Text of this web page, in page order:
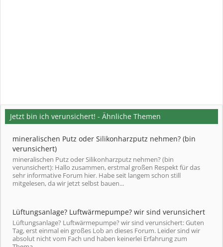
Jetzt bin ich verunsichert! - Ähnliche Themen
mineralischen Putz oder Silikonharzputz nehmen? (bin
verunsichert)
mineralischen Putz oder Silikonharzputz nehmen? (bin
verunsichert): Hallo zusammen, erstmal großen Respekt für das
sehr informative Forum hier. Habe seit langem schon still
mitgelesen, da wir jetzt selbst bauen...
Lüftungsanlage? Luftwärmepumpe? wir sind verunsichert
Lüftungsanlage? Luftwärmepumpe? wir sind verunsichert: Guten
Tag, erst einmal ein großes Lob an dieses Forum. Leider sind wir
absolut nicht vom Fach und haben keinerlei Erfahrung zum